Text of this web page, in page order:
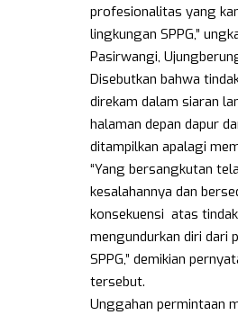
profesionalitas yang
lingkungan SPPG,”
Pasirwangi,
Disebutkan bahwa
direkam dalam siaran
halaman depan dapur
ditampilkan apalagi
“Yang bersangkutan
kesalahannya dan
konsekuensi atas
mengundurkan diri dari
SPPG,” demikian
tersebut.
Unggahan permintaan